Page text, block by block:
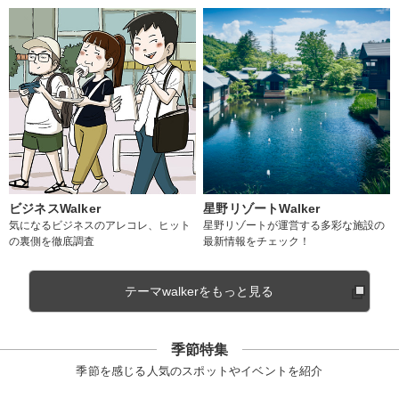
ビジネスWalker
気になるビジネスのアレコレ、ヒット
の裏側を徹底調査
星野リゾートWalker
星野リゾートが運営する多彩な施設の
最新情報をチェック！
テーマwalkerをもっと見る
季節特集
季節を感じる人気のスポットやイベントを紹介